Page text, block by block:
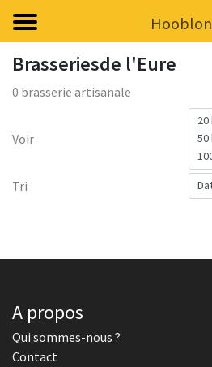
Hooblon
Brasseriesde l'Eure
0 brasserie artisanale
Voir
Tri
A propos
Qui sommes-nous ?
Contact